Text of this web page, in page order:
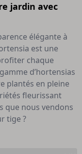
jardin avec
élégante à
est une
chaque
d’hortensias
plantés en pleine
fleurissant
que nous vendons
tige ?